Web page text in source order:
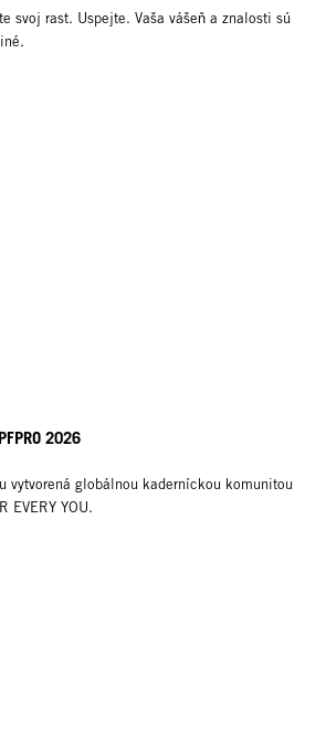
svoj rast. Uspejte. Vaša vášeň a znalosti sú
2026
vytvorená globálnou kaderníckou komunitou
EVERY YOU.